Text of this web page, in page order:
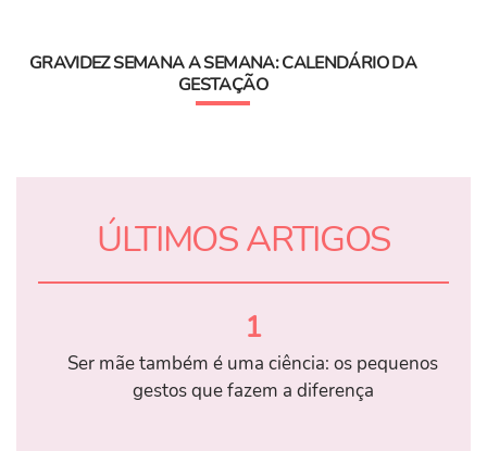
GRAVIDEZ SEMANA A SEMANA: CALENDÁRIO DA
GESTAÇÃO
ÚLTIMOS ARTIGOS
1
Ser mãe também é uma ciência: os pequenos
gestos que fazem a diferença